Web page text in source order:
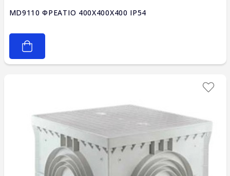
MD9110 ΦΡΕΑΤΙΟ 400X400X400 IP54